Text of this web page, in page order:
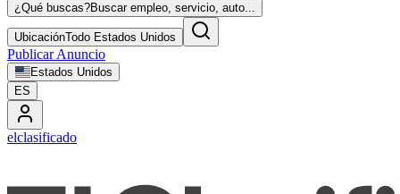
¿Qué buscas?Buscar empleo, servicio, auto...
UbicaciónTodo Estados Unidos
Publicar Anuncio
Estados Unidos
ES
elclasificado